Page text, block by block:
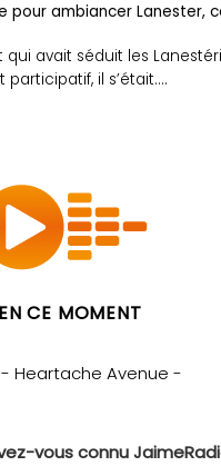
pour ambiancer Lanester,
qui avait séduit les
il s’était....
CE MOMENT
vous connu